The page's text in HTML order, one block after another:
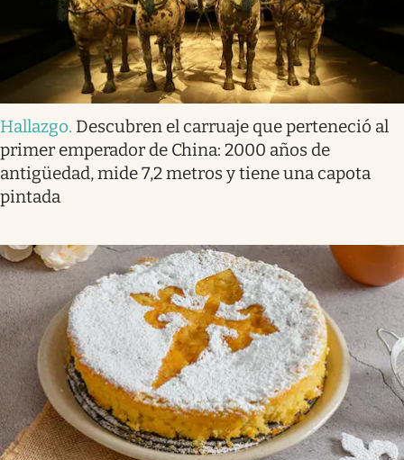
Hallazgo. Descubren el carruaje que perteneció al
primer emperador de China: 2000 años de
antigüedad, mide 7,2 metros y tiene una capota
pintada